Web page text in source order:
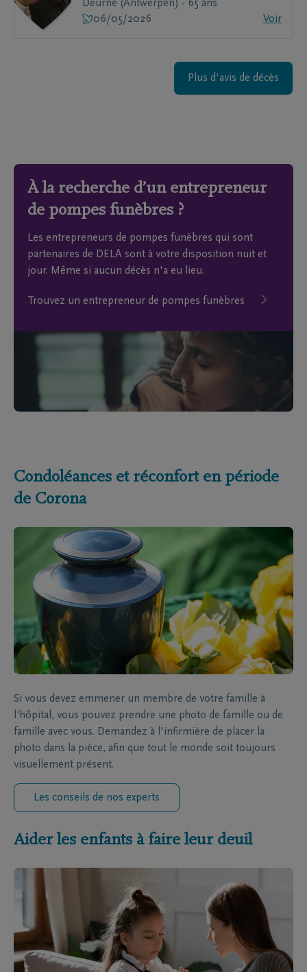
Deurne (Antwerpen) - 65 ans
06/05/2026
Voir
Plus d'avis de décès
À la recherche d’un entrepreneur
de pompes funèbres ?
Les entrepreneurs de pompes funèbres qui sont
partenaires de DELA sont à votre disposition nuit et
jour. Même si aucun décès n'a eu lieu.
Trouvez un entrepreneur de pompes funèbres
Condoléances et réconfort en période
de Corona
Si vous devez emmener un membre de votre famille à
l'hôpital, vous pouvez prendre une photo de famille ou de
famille avec vous. Demandez à l'infirmière de placer la
photo dans la pièce, afin que tout le monde soit toujours
visuellement présent.
Les conseils de nos experts
Aider les enfants à faire leur deuil